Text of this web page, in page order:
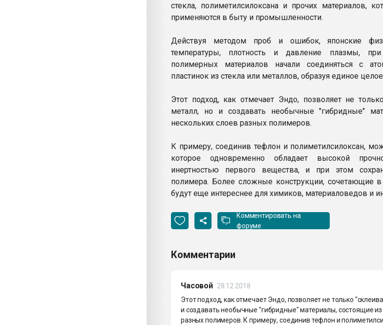
стекла, полиметилсилоксана и прочих материалов,
применяются в быту и промышленности.
Действуя методом проб и ошибок, японские
температуры, плотность и давление плазмы,
полимерных материалов начали соединяться с
пластинок из стекла или металлов, образуя единое
Этот подход, как отмечает Эндо, позволяет не
металл, но и создавать необычные "гибридные"
нескольких слоев разных полимеров.
К примеру, соединив тефлон и полиметилсилоксан,
которое одновременно обладает высокой
инертностью первого вещества, и при этом
полимера. Более сложные конструкции, сочетающие
будут еще интереснее для химиков, материаловедов и
Комментировать на
форуме
Комментарии
Часовой 28.12.2018
Этот подход, как отмечает Эндо, позволяет не только
и создавать необычные "гибридные" материалы, состоящие из
разных полимеров. К примеру, соединив тефлон и